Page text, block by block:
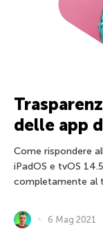
delle app
Come rispondere
iPadOS e tvOS
completamente al
6 Mag 2021